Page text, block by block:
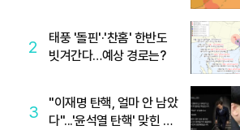
2
태풍 '돌핀'·'찬홈' 한반도
빗겨간다…예상 경로는?
3
"이재명 탄핵, 얼마 안 남았
다"...'윤석열 탄핵' 맞힌 무